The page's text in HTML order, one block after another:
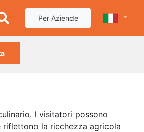
Per Aziende
I visitatori possono
la ricchezza agricola